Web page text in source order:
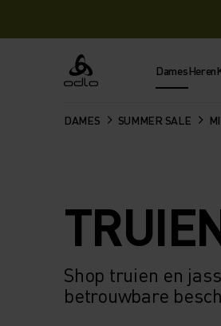
Odlo DamesHeren
DAMES SUMMER SALE
Shop truien en
betrouwbare